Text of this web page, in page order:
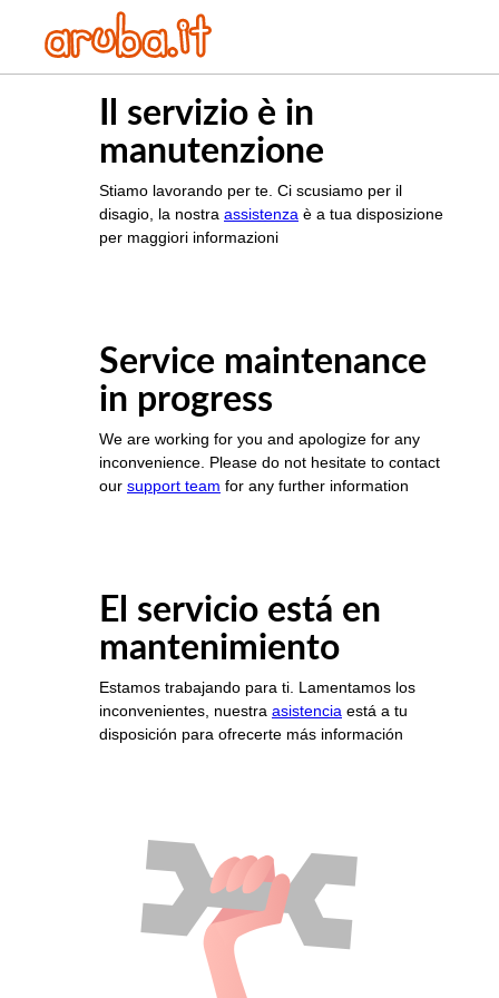
Il servizio è in
manutenzione
Stiamo lavorando per te. Ci scusiamo per il
disagio, la nostra assistenza è a tua disposizione
per maggiori informazioni
Service maintenance
in progress
We are working for you and apologize for any
inconvenience. Please do not hesitate to contact
our support team for any further information
El servicio está en
mantenimiento
Estamos trabajando para ti. Lamentamos los
inconvenientes, nuestra asistencia está a tu
disposición para ofrecerte más información